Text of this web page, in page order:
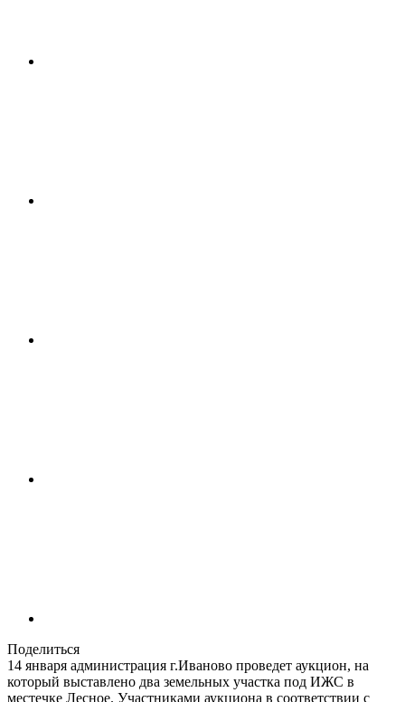
Поделиться
14 января администрация г.Иваново проведет аукцион, на
который выставлено два земельных участка под ИЖС в
местечке Лесное. Участниками аукциона в соответствии с